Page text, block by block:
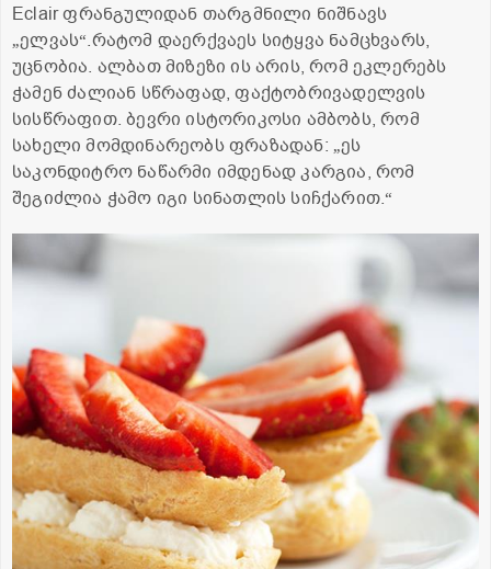
Еclair ფრანგულიდან თარგმნილი ნიშნავს
„ელვას“.რატომ დაერქვაეს სიტყვა ნამცხვარს,
უცნობია. ალბათ მიზეზი ის არის, რომ ეკლერებს
ჭამენ ძალიან სწრაფად, ფაქტობრივადელვის
სისწრაფით. ბევრი ისტორიკოსი ამბობს, რომ
სახელი მომდინარეობს ფრაზადან: „ეს
საკონდიტრო ნაწარმი იმდენად კარგია, რომ
შეგიძლია ჭამო იგი სინათლის სიჩქარით.“